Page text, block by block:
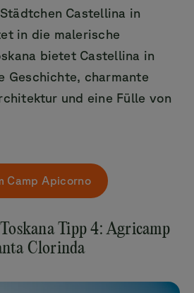
Castellina in
in die malerische
bietet Castellina in
Geschichte, charmante
und eine Fülle von
Camp Apicorno
Tipp 4: Agricamp
Clorinda